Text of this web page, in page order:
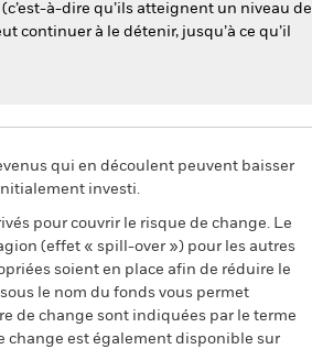
à-dire qu’ils atteignent un niveau de
continuer à le détenir, jusqu’à ce qu’il
qui en découlent peuvent baisser
investi.
pour couvrir le risque de change. Le
(effet « spill-over ») pour les autres
soient en place afin de réduire le
le nom du fonds vous permet
de change sont indiquées par le terme
change est également disponible sur